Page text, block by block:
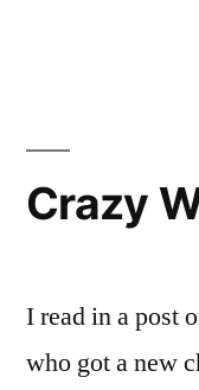
Crazy
I read in a post
who got a new